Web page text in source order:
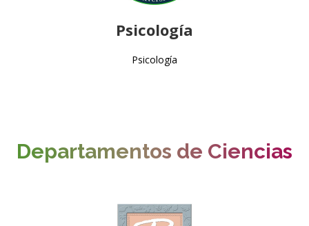
Psicología
Psicología
Departamentos de Ciencias